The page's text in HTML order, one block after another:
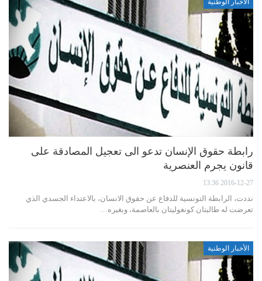
الأخبار الوطنية
رابطة حقوق الإنسان تدعو الى تعجيل المصادقة على
قانون يجرم العنصرية
2016-12-27 13:36
نددت، الرابطة التونسية للدفاع عن حقوق الانسان، بالاعتداء الجسدي الذي
تعرضت له طالبتان كونغوليتان بالعاصمة، وبغيره…
الأخبار الوطنية